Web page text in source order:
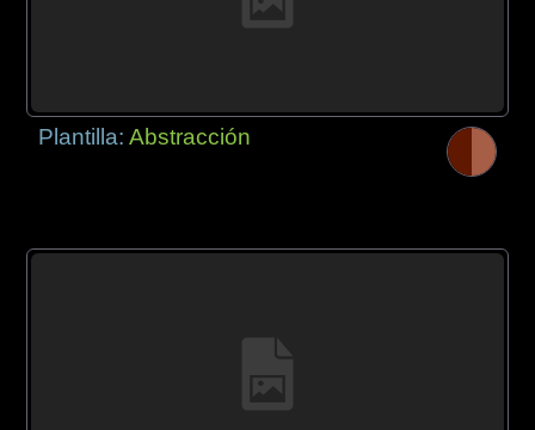
Plantilla:Abstracción